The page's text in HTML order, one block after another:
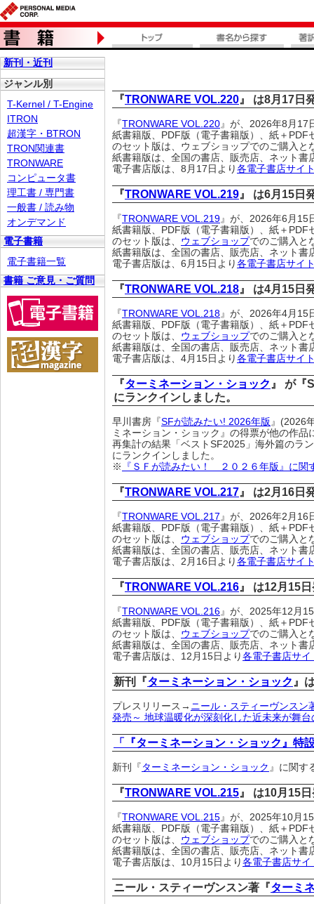
『TRONWARE VOL.220 』 は8月17日
『TRONWARE VOL.220』が、2026年8月17
紙書籍版、PDF版（電子書籍版）、紙＋
のセット版は、ウェブショップでのご購入と
紙書籍版は、全国の書店、販売店、ネット書
電子書店版は、8月17日より 各電子書店サイ
『TRONWARE VOL.219 』 は6月15日
『TRONWARE VOL.219』が、2026年6月15
紙書籍版、PDF版（電子書籍版）、紙＋
のセット版は、 ウェブショップでのご購入と
紙書籍版は、全国の書店、販売店、ネット書
電子書店版は、6月15日より 各電子書店サイ
『TRONWARE VOL.218 』 は4月15日
『TRONWARE VOL.218』が、2026年4月15
紙書籍版、PDF版（電子書籍版）、紙＋
のセット版は、 ウェブショップでのご購入と
紙書籍版は、全国の書店、販売店、ネット書
電子書店版は、4月15日より 各電子書店サイ
『ターミネーション・ショック 』 が『
にランクインしました。
早川書房『SFが読みたい! 2026年版 』(2026
ミネーション・ショック』の得票が他の作
再集計の結果「ベストSF2025」海外篇のラ
にランクインしました。
※
『ＳＦが読みたい！ ２０２６年版』に関
『TRONWARE VOL.217 』 は2月16日
『TRONWARE VOL.217 』が、2026年2月16
紙書籍版、PDF版（電子書籍版）、紙＋
のセット版は、 ウェブショップでのご購入と
紙書籍版は、全国の書店、販売店、ネット書
電子書店版は、2月16日より 各電子書店サイ
『TRONWARE VOL.216 』 は12月15
『TRONWARE VOL.216』が、2025年12月
紙書籍版、PDF版（電子書籍版）、紙＋
のセット版は、 ウェブショップでのご購入と
紙書籍版は、全国の書店、販売店、ネット書
電子書店版は、12月15日より 各電子書店サイ
新刊『ターミネーション・ショック 』
プレスリリース→ ニール・スティーヴンスン
発売～ 地球温暖化が深刻化した近未来が舞
「『ターミネーション・ショック』特
新刊『 ターミネーション・ショック 』に関す
『TRONWARE VOL.215 』 は10月15
『TRONWARE VOL.215』が、2025年10月
紙書籍版、PDF版（電子書籍版）、紙＋
のセット版は、 ウェブショップでのご購入と
紙書籍版は、全国の書店、販売店、ネット書
電子書店版は、10月15日より 各電子書店サイ
ニール・スティーヴンスン著『ターミ
新刊・近刊
ジャンル別
T-Kernel / T-Engine
ITRON
超漢字・BTRON
TRON関連書
TRONWARE
コンピュータ書
理工書 / 専門書
一般書 / 読み物
オンデマンド
電子書籍
電子書籍一覧
書籍 ご意見・ご質問